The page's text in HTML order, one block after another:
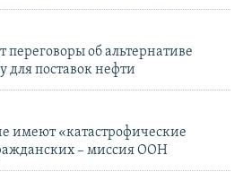
переговоры об альтернативе
для поставок нефти
имеют «катастрофические
– миссия ООН